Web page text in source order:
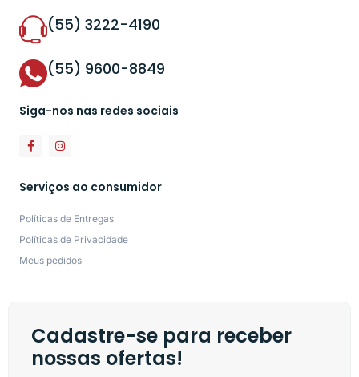
(55) 3222-4190
(55) 9600-8849
Siga-nos nas redes sociais
Serviços ao consumidor
Políticas de Entregas
Políticas de Privacidade
Meus pedidos
Cadastre-se para receber
nossas ofertas!